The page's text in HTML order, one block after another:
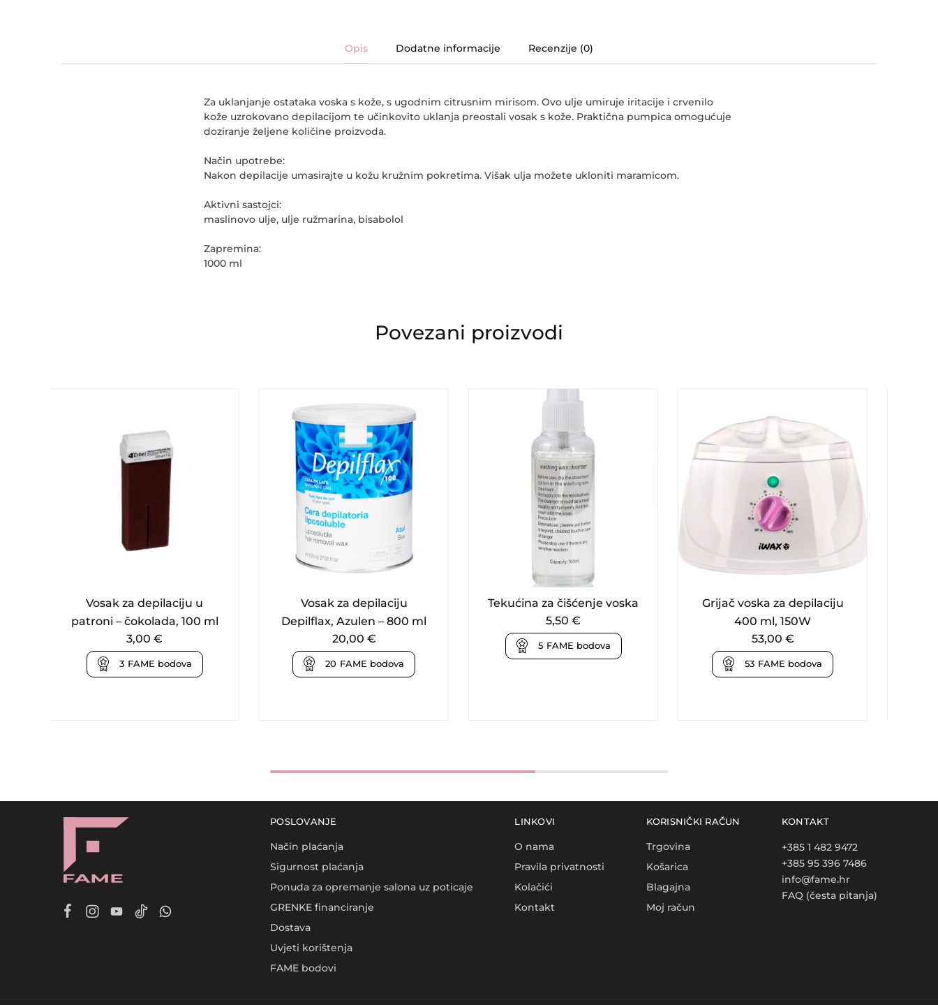
Opis Dodatne informacije Recenzije (0)
Za uklanjanje ostataka voska s kože, s ugodnim citrusnim mirisom. Ovo ulje umiruje iritacije i crvenilo
kože uzrokovano depilacijom te učinkovito uklanja preostali vosak s kože. Praktična pumpica omogućuje
doziranje željene količine proizvoda.
Način upotrebe:
Nakon depilacije umasirajte u kožu kružnim pokretima. Višak ulja možete ukloniti maramicom.
Aktivni sastojci:
maslinovo ulje, ulje ružmarina, bisabolol
Zapremina:
1000 ml
Povezani proizvodi
Vosak za depilaciju u
patroni – čokolada, 100 ml
3,00 €
3 FAME bodova
Vosak za depilaciju
Depilflax, Azulen – 800 ml
20,00 €
20 FAME bodova
Tekućina za čišćenje voska
5,50 €
5 FAME bodova
Grijač voska za depilaciju
400 ml, 150W
53,00 €
53 FAME bodova
POSLOVANJE
Način plaćanja
Sigurnost plaćanja
Ponuda za opremanje salona uz poticaje
GRENKE financiranje
Dostava
Uvjeti korištenja
FAME bodovi
LINKOVI
O nama
Pravila privatnosti
Kolačići
Kontakt
KORISNIČKI RAČUN
Trgovina
Košarica
Blagajna
Moj račun
KONTAKT
+385 1 482 9472
+385 95 396 7486
info@fame.hr
FAQ (česta pitanja)